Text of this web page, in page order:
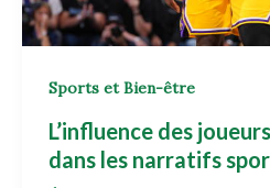
Sports et Bien-être
L’influence des
dans les narratifs